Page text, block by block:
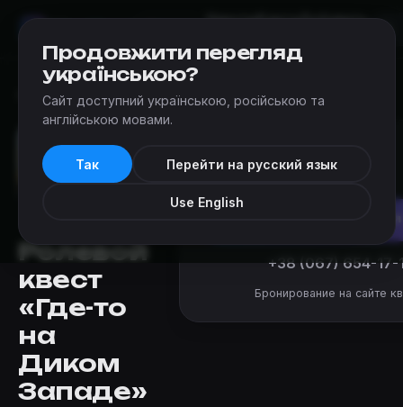
КвестыКартаДобавить
Квесты › Questoria (Одесса) › Где-то на Диком Западе
Ролевой
квест
«Где-то
на
Диком
Западе»
от 5 500 ₴
+38 (067) 654-17-
Бронирование на сайте
Продовжити перегляд
українською?
Сайт доступний українською, російською та
англійською мовами.
Так Перейти на русский язык
Use English